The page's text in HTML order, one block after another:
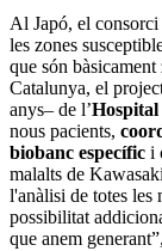
Al Japó, el
les zones
que són
Catalunya, el
anys– de l’Hospital
nous pacients,
biobanc específic i
malalts de
l'anàlisi de totes les
possibilitat
que anem